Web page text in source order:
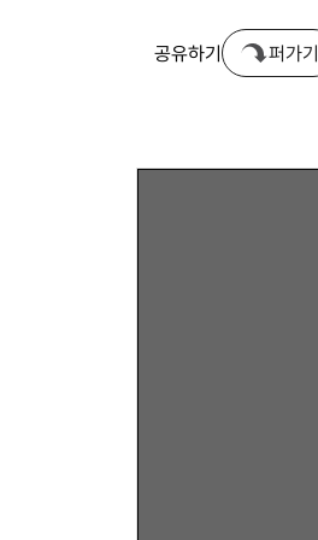
공유하기 퍼가기